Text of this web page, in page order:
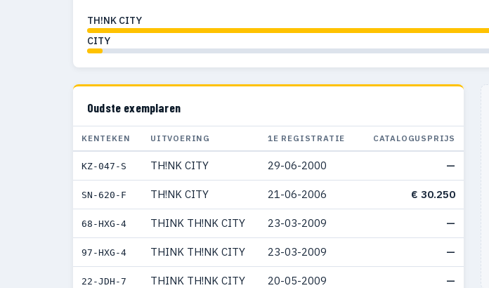
TH!NK CITY
CITY
Oudste exemplaren
KENTEKEN UITVOERING 1E REGISTRATIE CATALOGUSPRIJS
KZ-047-S TH!NK CITY 29-06-2000 —
SN-620-F TH!NK CITY 21-06-2006 € 30.250
68-HXG-4 THINK TH!NK CITY 23-03-2009 —
97-HXG-4 THINK TH!NK CITY 23-03-2009 —
22-JDH-7 THINK TH!NK CITY 20-05-2009 —